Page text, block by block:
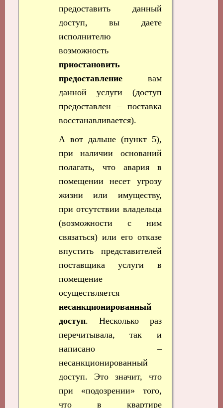
предоставить данный
доступ, вы даете
исполнителю
возможность
приостановить
предоставление вам
данной услуги (доступ
предоставлен – поставка
восстанавливается).
А вот дальше (пункт 5),
при наличии оснований
полагать, что авария в
помещении несет угрозу
жизни или имуществу,
при отсутствии владельца
(возможности с ним
связаться) или его отказе
впустить представителей
поставщика услуги в
помещение
осуществляется
несанкционированный
доступ. Несколько раз
перечитывала, так и
написано –
несанкционированный
доступ. Это значит, что
при «подозрении» того,
что в квартире